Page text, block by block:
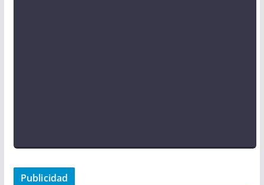
Publicidad